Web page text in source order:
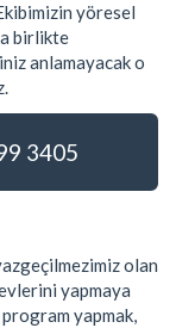
yöresel
birlikte
anlamayacak o
3405
olan
yapmaya
yapmak,